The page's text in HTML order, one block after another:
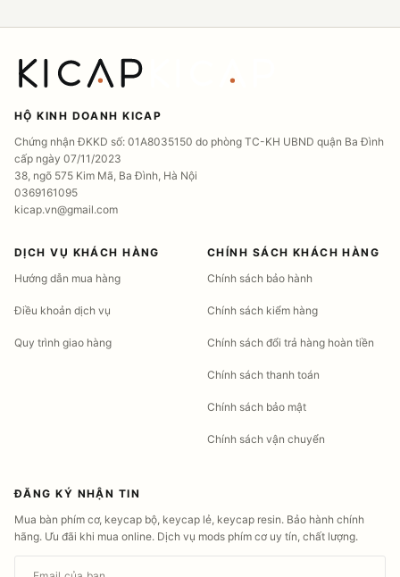
HỘ KINH DOANH KICAP
Chứng nhận ĐKKD số: 01A8035150 do phòng TC-KH UBND quận Ba Đình
cấp ngày 07/11/2023
38, ngõ 575 Kim Mã, Ba Đình, Hà Nội
0369161095
kicap.vn@gmail.com
DỊCH VỤ KHÁCH HÀNG
Hướng dẫn mua hàng
Điều khoản dịch vụ
Quy trình giao hàng
CHÍNH SÁCH KHÁCH HÀNG
Chính sách bảo hành
Chính sách kiểm hàng
Chính sách đổi trả hàng hoàn tiền
Chính sách thanh toán
Chính sách bảo mật
Chính sách vận chuyển
ĐĂNG KÝ NHẬN TIN
Mua bàn phím cơ, keycap bộ, keycap lẻ, keycap resin. Bảo hành chính
hãng. Ưu đãi khi mua online. Dịch vụ mods phím cơ uy tín, chất lượng.